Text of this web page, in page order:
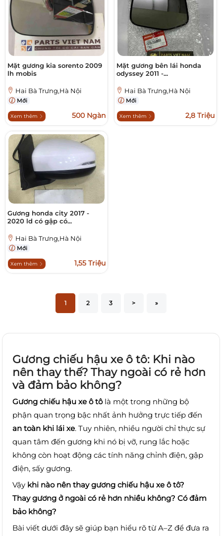
Mặt gương kia sorento 2009
lh mobis
Hai Bà Trưng,Hà Nội
Mới
Xem thêm 500 Ngàn
Mặt gương bên lái honda
odyssey 2011 -...
Hai Bà Trưng,Hà Nội
Mới
Xem thêm 2,8 Triệu
Gương honda city 2017 -
2020 ld có gập có...
Hai Bà Trưng,Hà Nội
Mới
Xem thêm 1,55 Triệu
1 2 3 > »
Gương chiếu hậu xe ô tô: Khi nào
nên thay thế? Thay ngoài có rẻ hơn
và đảm bảo không?
Gương chiếu hậu xe ô tôlà một trong những bộ
phận quan trọng bậc nhất ảnh hưởng trực tiếp đến
an toàn khi lái xe. Tuy nhiên, nhiều người chỉ thực sự
quan tâm đến gương khi nó bị vỡ, rung lắc hoặc
không còn hoạt động các tính năng chỉnh điện, gập
điện, sấy gương.
Vậy khi nào nên thay gương chiếu hậu xe ô tô?
Thay gương ở ngoài có rẻ hơn nhiều không? Có đảm
bảo không?
Bài viết dưới đây sẽ giúp bạn hiểu rõ từ A–Z để đưa ra